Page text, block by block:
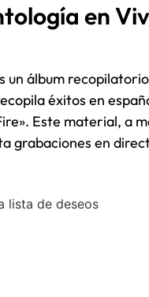
en
unálbum
éxitos en
. Este material, a
grabaciones en
lista de deseos